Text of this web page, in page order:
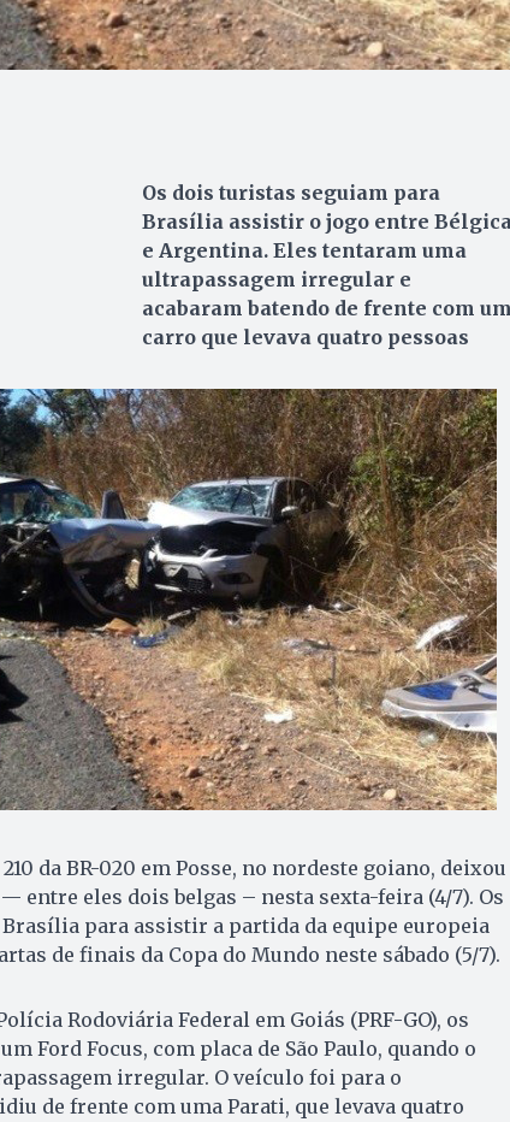
Os dois turistas seguiam para
Brasília assistir o jogo entre
e Argentina. Eles tentaram uma
ultrapassagem irregular e
acabaram batendo de frente com um
carro que levava quatro pessoas
da BR-020 em Posse, no nordeste goiano, deixou
entre eles dois belgas – nesta sexta-feira (4/7). Os
para assistir a partida da equipe europeia
de finais da Copa do Mundo neste sábado (5/7).
Rodoviária Federal em Goiás (PRF-GO), os
Ford Focus, com placa de São Paulo, quando o
irregular. O veículo foi para o
de frente com uma Parati, que levava quatro